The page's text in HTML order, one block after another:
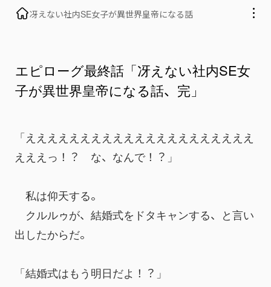
冴えない社内SE女子が異世界皇帝になる話
エピローグ最終話「冴えない社内SE女
子が異世界皇帝になる話、完」
「えええええええええええええええええええええ
えええっ！？　な、なんで！？」
私は仰天する。
クルルゥが、結婚式をドタキャンする、と言い
出したからだ。
「結婚式はもう明日だよ！？」